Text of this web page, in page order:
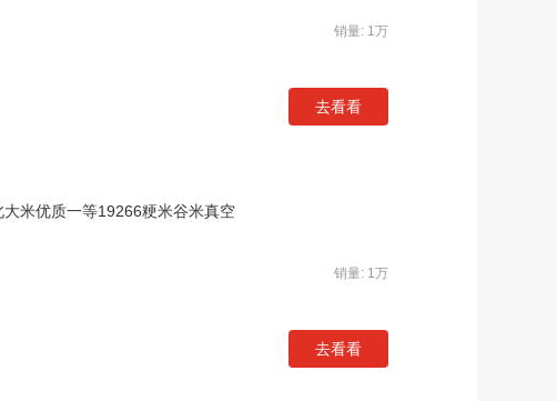
销量: 1万
去看看
米优质一等19266粳米谷米真空
销量: 1万
去看看